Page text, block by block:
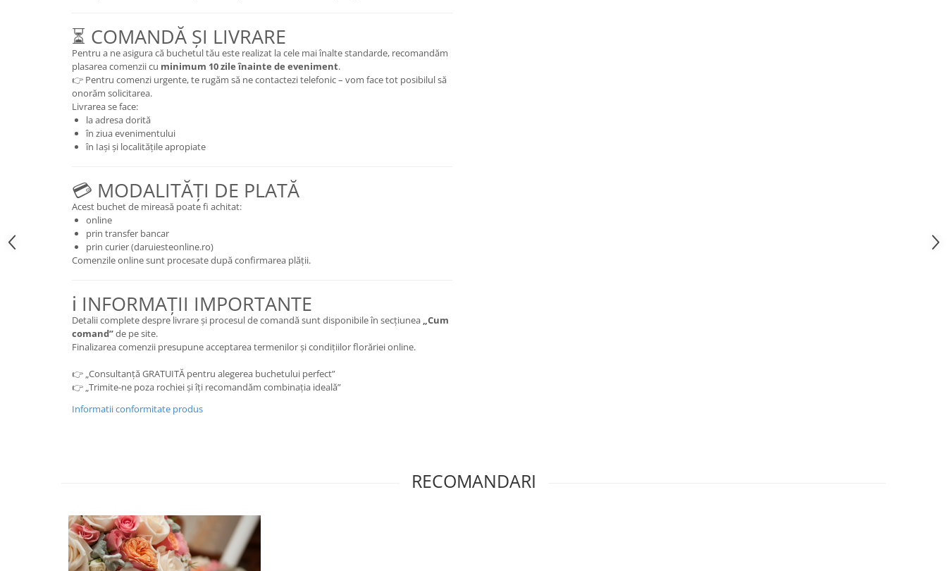
⏳ COMANDĂ ȘI LIVRARE
Pentru a ne asigura că buchetul tău este realizat la cele mai înalte standarde, recomandăm
plasarea comenzii cu minimum 10 zile înainte de eveniment.
👉 Pentru comenzi urgente, te rugăm să ne contactezi telefonic – vom face tot posibilul să
onorăm solicitarea.
Livrarea se face:
la adresa dorită
în ziua evenimentului
în Iași și localitățile apropiate
💳 MODALITĂȚI DE PLATĂ
Acest buchet de mireasă poate fi achitat:
online
prin transfer bancar
prin curier (daruiesteonline.ro)
Comenzile online sunt procesate după confirmarea plății.
ℹ️ INFORMAȚII IMPORTANTE
Detalii complete despre livrare și procesul de comandă sunt disponibile în secțiunea „Cum
comand”de pe site.
Finalizarea comenzii presupune acceptarea termenilor și condițiilor florăriei online.
👉 „Consultanță GRATUITĂ pentru alegerea buchetului perfect”
👉 „Trimite-ne poza rochiei și îți recomandăm combinația ideală”
Informatii conformitate produs
RECOMANDARI